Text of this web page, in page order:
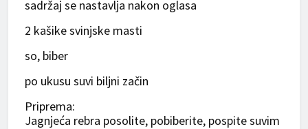
sadržaj se nastavlja nakon oglasa
2 kašike svinjske masti
so, biber
po ukusu suvi biljni začin
Priprema:
Jagnjeća rebra posolite, pobiberite, pospite suvim